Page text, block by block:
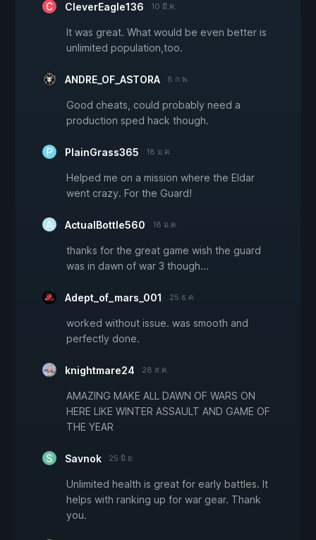
CleverEagle136 10 มี.ค.
It was great. What would be even better is
unlimited population,too.
ANDRE_OF_ASTORA 8 ก.พ.
Good cheats, could probably need a
production sped hack though.
PlainGrass365 18 ม.ค.
Helped me on a mission where the Eldar
went crazy. For the Guard!
ActualBottle560 18 ม.ค.
thanks for the great game wish the guard
was in dawn of war 3 though...
Adept_of_mars_001 25 ธ.ค.
worked without issue. was smooth and
perfectly done.
knightmare24 28 ส.ค.
AMAZING MAKE ALL DAWN OF WARS ON
HERE LIKE WINTER ASSAULT AND GAME OF
THE YEAR
Savnok 25 มิ.ย.
Unlimited health is great for early battles. It
helps with ranking up for war gear. Thank
you.